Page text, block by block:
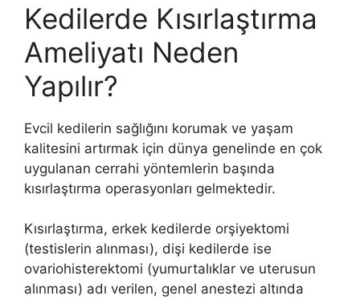
Kedilerde Kısırlaştırma
Ameliyatı Neden
Yapılır?
Evcil kedilerin sağlığını korumak ve yaşam
kalitesini artırmak için dünya genelinde en çok
uygulanan cerrahi yöntemlerin başında
kısırlaştırma operasyonları gelmektedir.
Kısırlaştırma, erkek kedilerde orşiyektomi
(testislerin alınması), dişi kedilerde ise
ovariohisterektomi (yumurtalıklar ve uterusun
alınması) adı verilen, genel anestezi altında